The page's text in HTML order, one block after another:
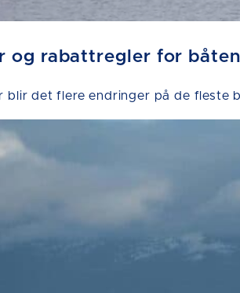
og rabattregler for
blir det flere endringer på de